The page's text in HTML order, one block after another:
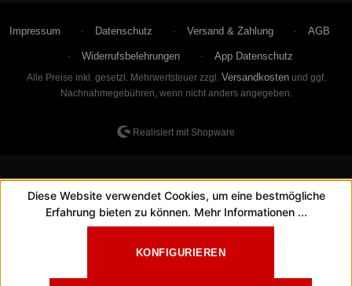
Impressum Datenschutz Versand & Zahlung AGB
Widerrufsbelehrungen App Datenschutz
Alle Preise inkl. gesetzl. Mehrwertsteuer zzgl. Versandkostenund ggf.
Nachnahmegebühren, wenn nicht anders angegeben.
Realisiert mit Shopware
Diese Website verwendet Cookies, um eine bestmögliche
Erfahrung bieten zu können. Mehr Informationen ...
KONFIGURIEREN